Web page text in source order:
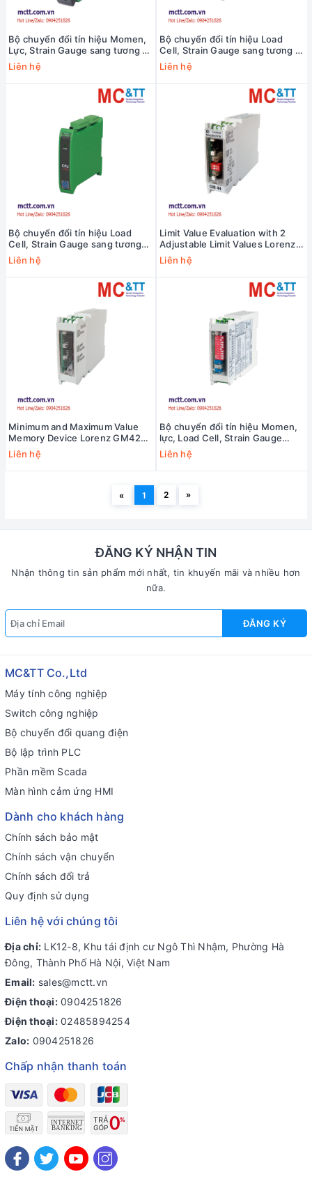
Bộ chuyển đổi tín hiệu Momen,
Lực, Strain Gauge sang tương tự
Lorenz GM62
Liên hệ
Bộ chuyển đổi tín hiệu Load
Cell, Strain Gauge sang tương tự
Lorenz CPJ-2S
Liên hệ
Bộ chuyển đổi tín hiệu Load
Cell, Strain Gauge sang tương
tự Lorenz CPJ
Liên hệ
Limit Value Evaluation with 2
Adjustable Limit Values Lorenz
GM44-GW
Liên hệ
Minimum and Maximum Value
Memory Device Lorenz GM42-
MAX
Liên hệ
Bộ chuyển đổi tín hiệu Momen,
lực, Load Cell, Strain Gauge
sang tương tự Lorenz GM40
Liên hệ
« 1 2 »
ĐĂNG KÝ NHẬN TIN
Nhận thông tin sản phẩm mới nhất, tin khuyến mãi và nhiều hơn
nữa.
ĐĂNG KÝ
MC&TT Co.,Ltd
Máy tính công nghiệp
Switch công nghiệp
Bộ chuyển đổi quang điện
Bộ lập trình PLC
Phần mềm Scada
Màn hình cảm ứng HMI
Dành cho khách hàng
Chính sách bảo mật
Chính sách vận chuyển
Chính sách đổi trả
Quy định sử dụng
Liên hệ với chúng tôi
Địa chỉ: LK12-8, Khu tái định cư Ngô Thì Nhậm, Phường Hà
Đông, Thành Phố Hà Nội, Việt Nam
Email: sales@mctt.vn
Điện thoại: 0904251826
Điện thoại: 02485894254
Zalo: 0904251826
Chấp nhận thanh toán